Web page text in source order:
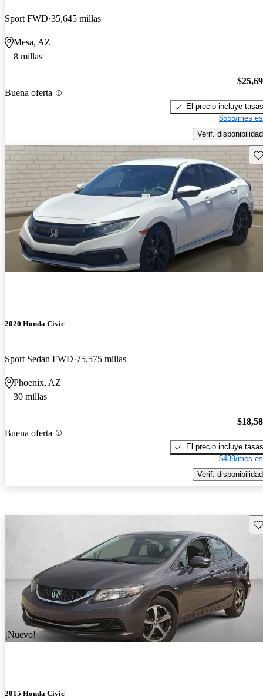
Sport FWD 35,645 millas
Mesa, AZ
8 millas
Buena oferta
El precio incluye tasas
$555/mes
Verif. disponibilidad
2020 Honda Civic
Sport Sedan FWD 75,575 millas
Phoenix, AZ
30 millas
Buena oferta
El precio incluye tasas
$439/mes
Verif. disponibilidad
¡Nuevo!
2015 Honda Civic